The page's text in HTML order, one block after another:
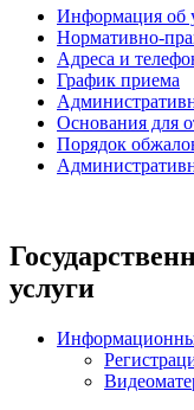
Информация об
Нормативно-
Адреса и
График приема
Основания для
Порядок
услуги